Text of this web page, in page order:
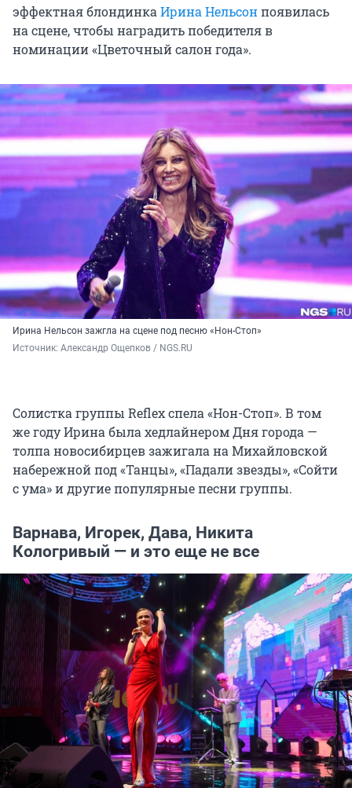
эффектная блондинка Ирина Нельсонпоявилась
на сцене, чтобы наградить победителя в
номинации «Цветочный салон года».
Ирина Нельсон зажгла на сцене под песню «Нон-Стоп»
Источник: Александр Ощепков / NGS.RU
Солистка группы Reflex спела «Нон-Стоп». В том
же году Ирина была хедлайнером Дня города —
толпа новосибирцев зажигала на Михайловской
набережной под «Танцы», «Падали звезды», «Сойти
с ума» и другие популярные песни группы.
Варнава, Игорек, Дава, Никита
Кологривый — и это еще не все